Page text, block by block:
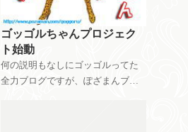
ゴッゴルちゃんプロジェク
ト始動
何の説明もなしにゴッゴルってた
全力ブログですが、ぽざまんブロ